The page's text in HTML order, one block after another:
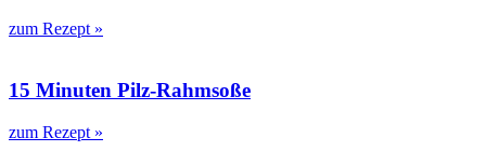
zum Rezept »
15 Minuten Pilz-Rahmsoße
zum Rezept »